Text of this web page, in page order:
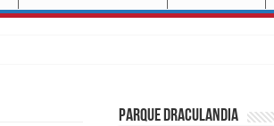
Parque Draculandia